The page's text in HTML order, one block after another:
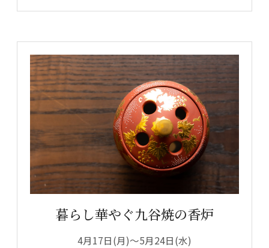
暮らし華やぐ九谷焼の香炉
4月17日(月)～5月24日(水)